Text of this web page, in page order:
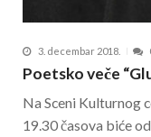
3. decembar 2018.
Poetsko veče
Na Sceni Kulturnog
19.30 časova biće